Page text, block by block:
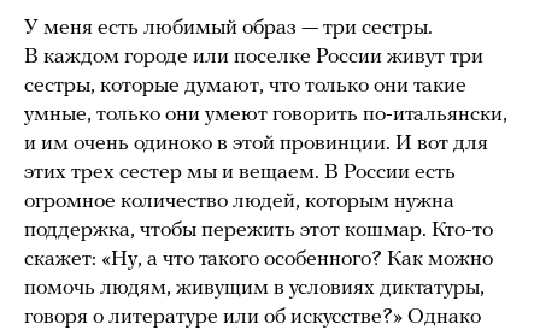
У меня есть любимый образ — три сестры.
В каждом городе или поселке России живут три
сестры, которые думают, что только они такие
умные, только они умеют говорить по-итальянски,
и им очень одиноко в этой провинции. И вот для
этих трех сестер мы и вещаем. В России есть
огромное количество людей, которым нужна
поддержка, чтобы пережить этот кошмар. Кто-то
скажет: «Ну, а что такого особенного? Как можно
помочь людям, живущим в условиях диктатуры,
говоря о литературе или об искусстве?» Однако